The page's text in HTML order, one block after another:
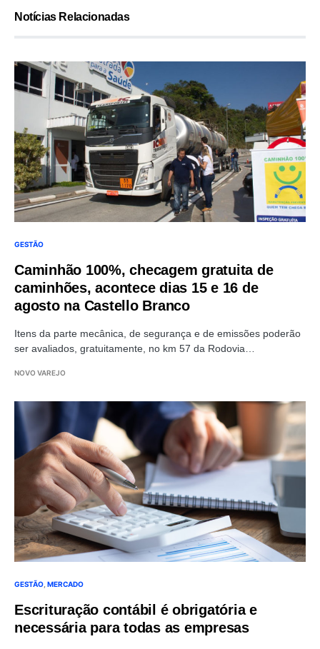
Notícias Relacionadas
GESTÃO
Caminhão 100%, checagem gratuita de
caminhões, acontece dias 15 e 16 de
agosto na Castello Branco
Itens da parte mecânica, de segurança e de emissões poderão
ser avaliados, gratuitamente, no km 57 da Rodovia…
NOVO VAREJO
GESTÃO MERCADO
Escrituração contábil é obrigatória e
necessária para todas as empresas